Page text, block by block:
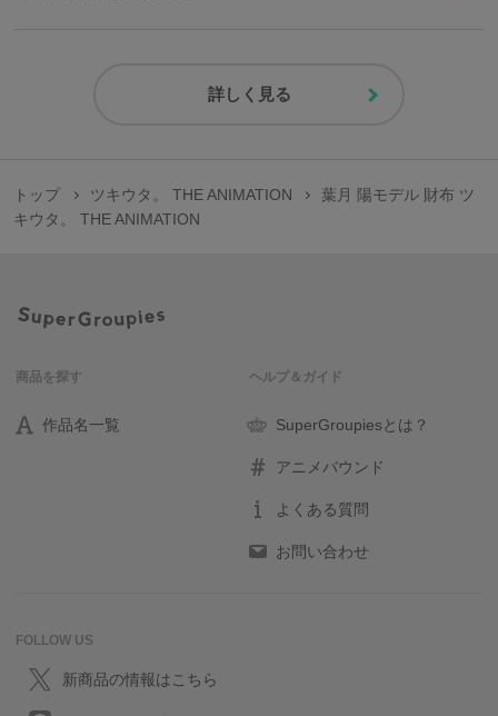
詳しく見る
トップ ツキウタ。 THE ANIMATION
葉月 陽モデル 財布 ツ
キウタ。 THE ANIMATION
商品を探す
作品名一覧
ヘルプ＆ガイド
SuperGroupiesとは？
アニメバウンド
よくある質問
お問い合わせ
FOLLOW US
新商品の情報はこちら